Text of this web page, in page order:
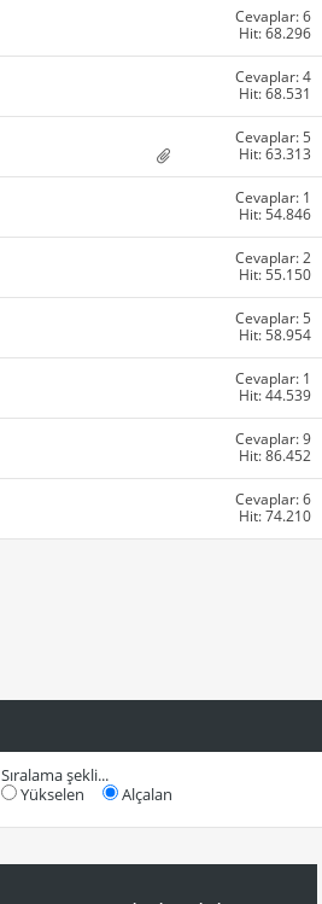
Cevaplar: 6
Hit: 68.296
Cevaplar: 4
Hit: 68.531
Cevaplar: 5
Hit: 63.313
Cevaplar: 1
Hit: 54.846
Cevaplar: 2
Hit: 55.150
Cevaplar: 5
Hit: 58.954
Cevaplar: 1
Hit: 44.539
Cevaplar: 9
Hit: 86.452
Cevaplar: 6
Hit: 74.210
Sıralama şekli...
Yükselen
Alçalan